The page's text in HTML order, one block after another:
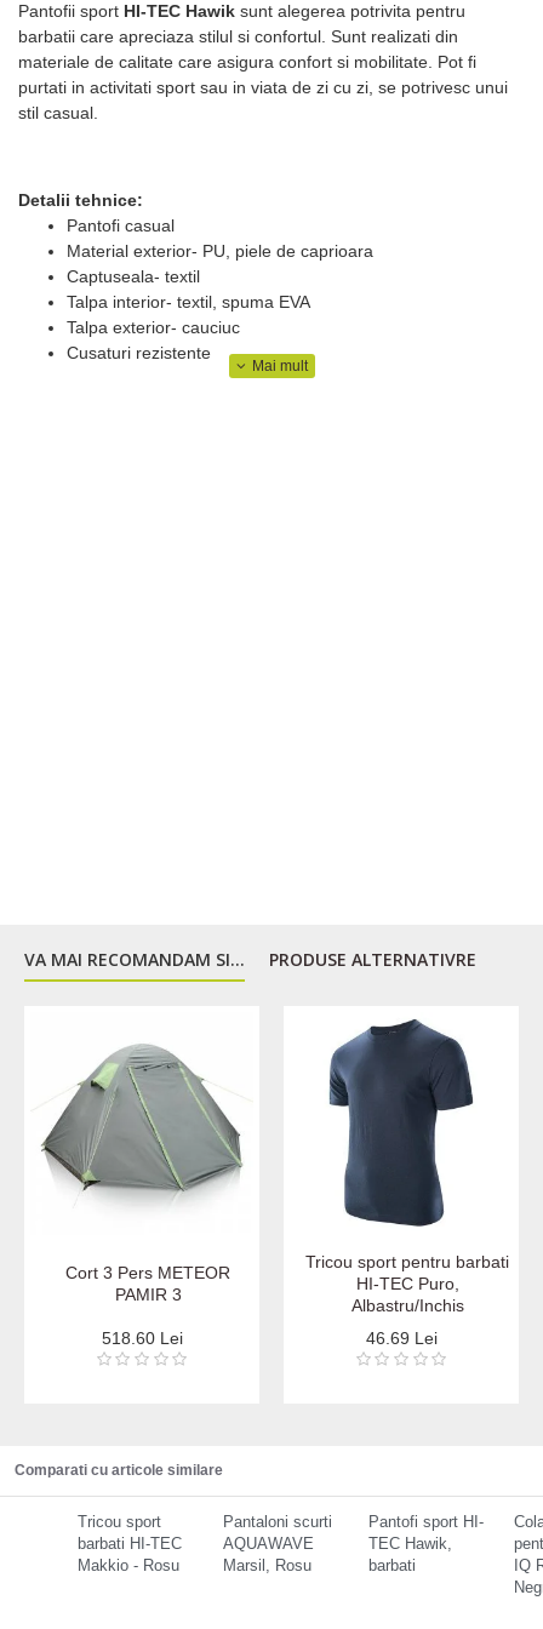
Pantofii sport HI-TEC Hawik sunt alegerea potrivita pentru
barbatii care apreciaza stilul si confortul. Sunt realizati din
materiale de calitate care asigura confort si mobilitate. Pot fi
purtati in activitati sport sau in viata de zi cu zi, se potrivesc unui
stil casual.
Detalii tehnice:
Pantofi casual
Material exterior- PU, piele de caprioara
Captuseala- textil
Talpa interior- textil, spuma EVA
Talpa exterior- cauciuc
Cusaturi rezistente
VA MAI RECOMANDAM SI... PRODUSE ALTERNATIVRE
Cort 3 Pers METEOR
PAMIR 3
518.60 Lei
Tricou sport pentru barbati
HI-TEC Puro,
Albastru/Inchis
46.69 Lei
Comparati cu articole similare
Tricou sport
barbati HI-TEC
Makkio - Rosu
Pantaloni scurti
AQUAWAVE
Marsil, Rosu
Pantofi sport HI-
TEC Hawik,
barbati
IQ